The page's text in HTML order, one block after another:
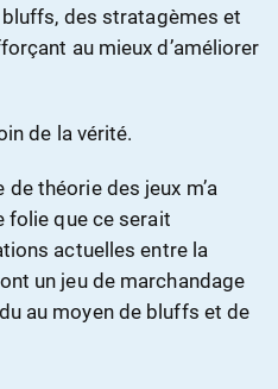
des stratagèmes et
au mieux d’améliorer
de la vérité.
théorie des jeux m’a
folie que ce serait
actuelles entre la
un jeu de marchandage
au moyen de bluffs et de